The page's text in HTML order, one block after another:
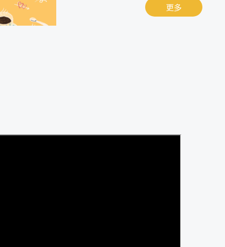
更多